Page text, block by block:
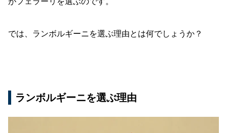
では、ランボルギーニを選ぶ理由とは何でしょうか？
ランボルギーニを選ぶ理由